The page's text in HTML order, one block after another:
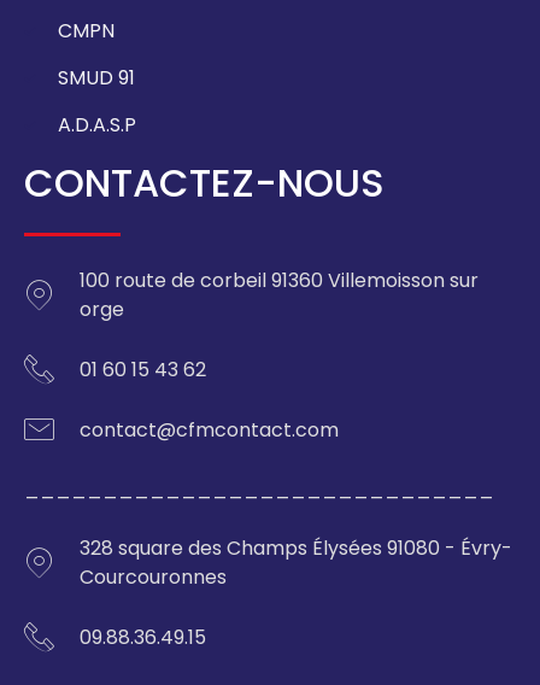
CMPN
SMUD 91
A.D.A.S.P
CONTACTEZ-NOUS
100 route de corbeil 91360 Villemoisson sur
orge
01 60 15 43 62
contact@cfmcontact.com
328 square des Champs Élysées 91080 - Évry-
Courcouronnes
09.88.36.49.15